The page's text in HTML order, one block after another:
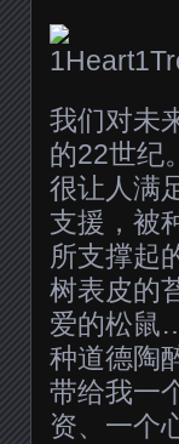
我们对未
的22世纪
很让人满
支援，被
所支撑起
树表皮的
爱的松鼠
种道德陶
带给我一
资、一个